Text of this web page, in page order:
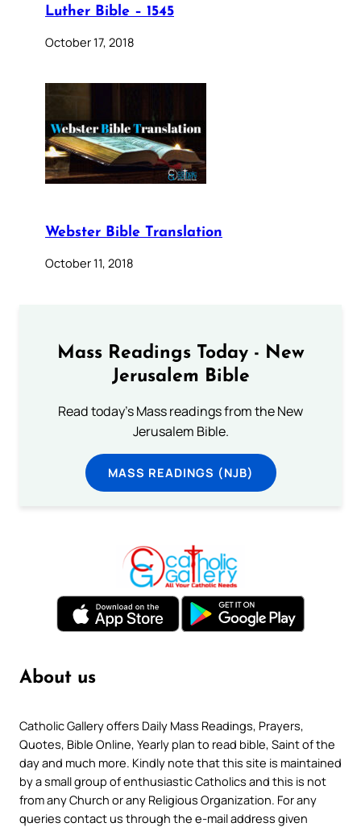
Luther Bible – 1545
October 17, 2018
Webster Bible Translation
October 11, 2018
Mass Readings Today - New
Jerusalem Bible
Read today's Mass readings from the New
Jerusalem Bible.
MASS READINGS (NJB)
About us
Catholic Gallery offers Daily Mass Readings, Prayers,
Quotes, Bible Online, Yearly plan to read bible, Saint of the
day and much more. Kindly note that this site is maintained
by a small group of enthusiastic Catholics and this is not
from any Church or any Religious Organization. For any
queries contact us through the e-mail address given